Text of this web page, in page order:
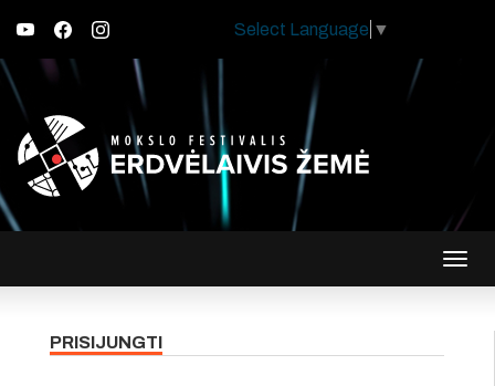
Select Language ▼
PRISIJUNGTI